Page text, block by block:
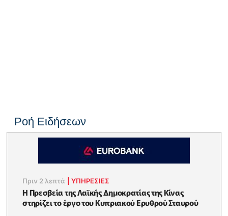
Ροή Ειδήσεων
Πριν 2 λεπτά |ΥΠΗΡΕΣΙΕΣ
Η Πρεσβεία της Λαϊκής Δημοκρατίας της Κίνας
στηρίζει το έργο του Κυπριακού Ερυθρού Σταυρού